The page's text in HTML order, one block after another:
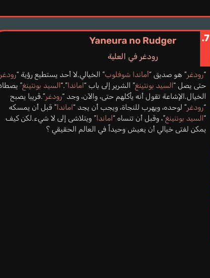
7.
Yaneura no Rudger
رودغر في العلية
“رودغر” هو صديق “أماندا شوفلوب” الخيالي.لا أحد يستطيع رؤية “
حتى يصل “السيد بونتينغ” الشرير إلى باب “اماندا”.“السيد بونتينغ”
الخيال.الإشاعة تقول أنه يأكلهم حتى، والآن، وجد “رودغر”.قريبا يصبح
“رودغر” لوحده، ويهرب للنجاة، ويجب أن يجد “اماندا” قبل أن يمسكه
“السيد بونتينغ”، وقبل أن تنساه “اماندا” ويتلاشى إلى لا شيء.لكن كيف
يمكن لفتى خيالي أن يعيش وحيداً في العالم الحقيقي ؟